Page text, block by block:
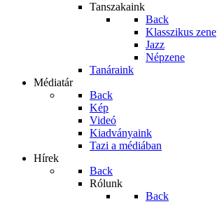
Tanszakaink
Back
Klasszikus zene
Jazz
Népzene
Tanáraink
Médiatár
Back
Kép
Videó
Kiadványaink
Tazi a médiában
Hírek
Back
Rólunk
Back